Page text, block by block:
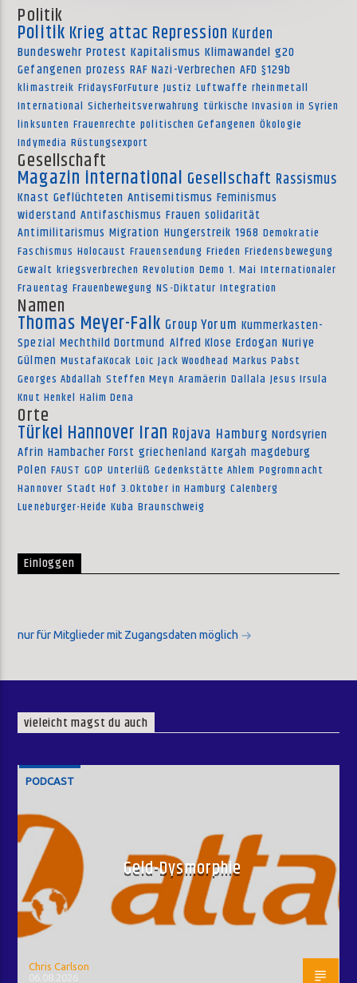
Politik
Politik Krieg attac Repression Kurden
Bundeswehr Protest Kapitalismus Klimawandel g20
Gefangenen prozess RAF Nazi-Verbrechen AFD §129b
klimastreik FridaysForFuture Justiz Luftwaffe rheinmetall
International Sicherheitsverwahrung türkische Invasion in Syrien
linksunten Frauenrechte politischen Gefangenen Ökologie
Indymedia Rüstungsexport
Gesellschaft
Magazin international Gesellschaft Rassismus
Knast Geflüchteten Antisemitismus Feminismus
widerstand Antifaschismus Frauen solidarität
Antimilitarismus Migration Hungerstreik 1968 Demokratie
Faschismus Holocaust Frauensendung Frieden Friedensbewegung
Gewalt kriegsverbrechen Revolution Demo 1. Mai Internationaler
Frauentag Frauenbewegung NS-Diktatur Integration
Namen
Thomas Meyer-Falk Group Yorum Kummerkasten-
Spezial Mechthild Dortmund Alfred Klose Erdogan Nuriye
Gülmen MustafaKocak Loic Jack Woodhead Markus Pabst
Georges Abdallah Steffen Meyn Aramäerin Dallala Jesus Irsula
Knut Henkel Halim Dena
Orte
Türkei Hannover Iran Rojava Hamburg Nordsyrien
Afrin Hambacher Forst griechenland Kargah magdeburg
Polen FAUST GOP Unterlüß Gedenkstätte Ahlem Pogromnacht
Hannover Stadt Hof 3.Oktober in Hamburg Calenberg
Lueneburger-Heide Kuba Braunschweig
Einloggen
nur für Mitglieder mit Zugangsdaten möglich
vieleicht magst du auch
PODCAST
Geld-Dysmorphie
Chris Carlson